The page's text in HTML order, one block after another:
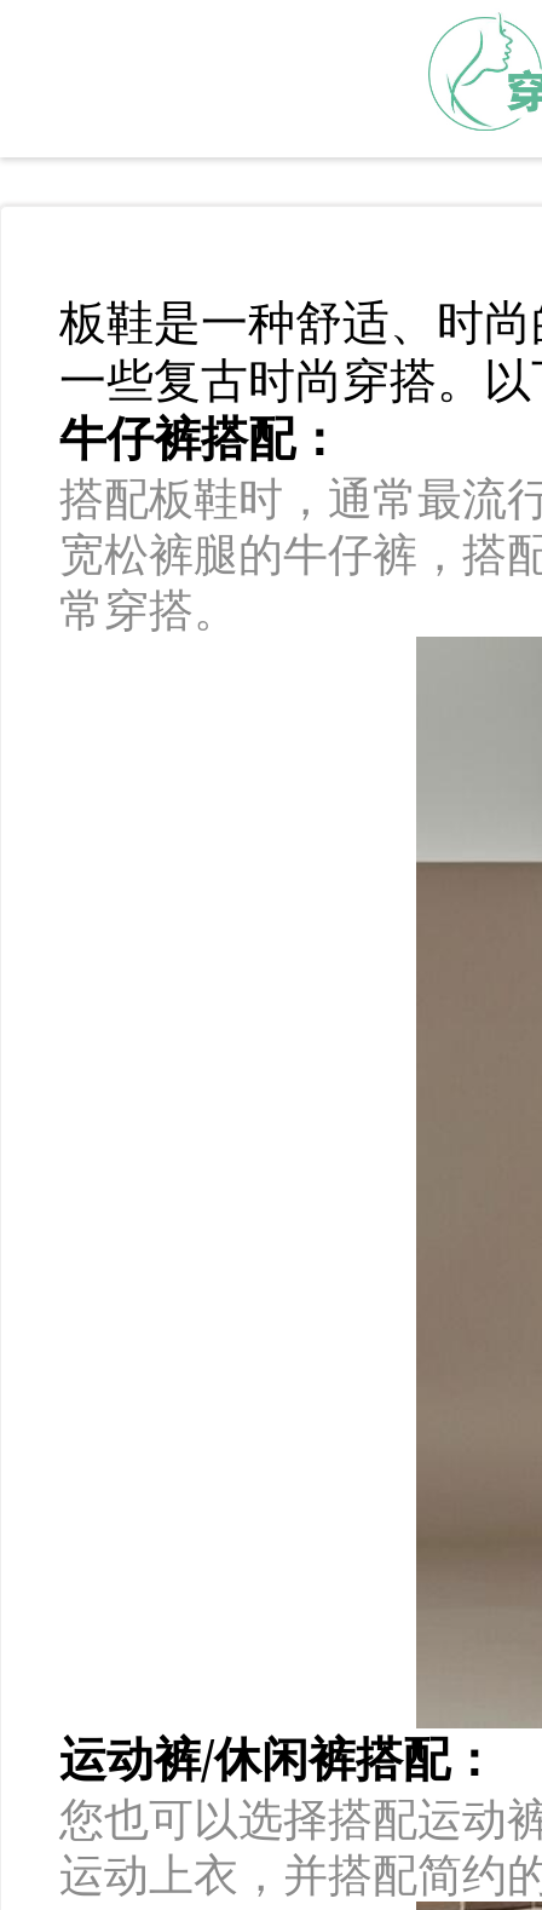
板鞋是一种舒适、时
一些复古时尚穿搭。
牛仔裤搭配：
搭配板鞋时，通常最流
宽松裤腿的牛仔裤，搭
常穿搭。
运动裤/休闲裤搭配：
您也可以选择搭配运动
运动上衣，并搭配简约